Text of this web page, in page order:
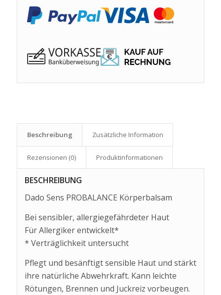
Beschreibung Zusätzliche Information
Rezensionen (0) Produkt­informationen
BESCHREIBUNG
Dado Sens PROBALANCE Körperbalsam
Bei sensibler, allergiegefährdeter Haut
Für Allergiker entwickelt*
* Verträglichkeit untersucht
Pflegt und besänftigt sensible Haut und stärkt
ihre natürliche Abwehrkraft. Kann leichte
Rötungen, Brennen und Juckreiz vorbeugen.